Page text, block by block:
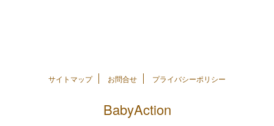
サイトマップ お問合せ プライバシーポリシー
BabyAction